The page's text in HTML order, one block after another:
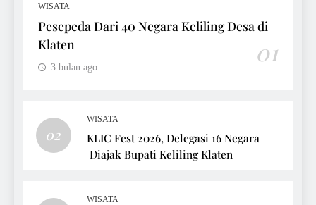
WISATA
Pesepeda Dari 40 Negara Keliling Desa di
Klaten
01
3 bulan ago
02
WISATA
KLIC Fest 2026, Delegasi 16 Negara
Diajak Bupati Keliling Klaten
WISATA